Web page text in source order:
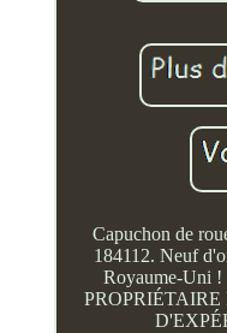
Capuchon de
184112. Neuf
Royaume-Uni